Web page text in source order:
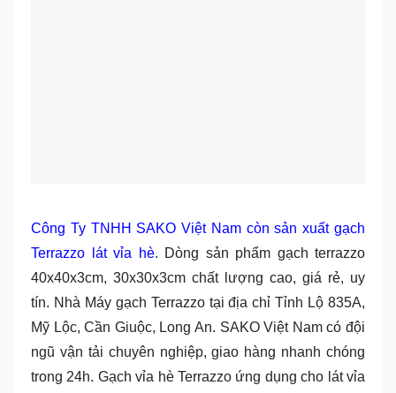
Công Ty TNHH SAKO Việt Nam còn sản xuất gạch
Terrazzo lát vỉa hè. Dòng sản phẩm gạch terrazzo
40x40x3cm, 30x30x3cm chất lượng cao, giá rẻ, uy
tín. Nhà Máy gạch Terrazzo tại địa chỉ Tỉnh Lộ 835A,
Mỹ Lộc, Cần Giuộc, Long An. SAKO Việt Nam có đội
ngũ vận tải chuyên nghiệp, giao hàng nhanh chóng
trong 24h. Gạch vỉa hè Terrazzo ứng dụng cho lát vỉa